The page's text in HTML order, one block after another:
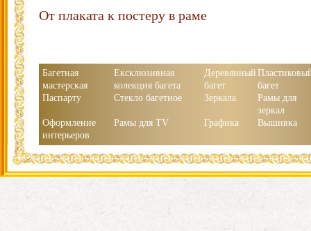
От плаката к постеру в раме
Багетная
мастерская
Ексклюзивная
колекция багета
Деревянный
багет
багет
Паспарту
Стекло багетное Зеркала
Рамы для
зеркал
Оформление
интерьеров
Рамы для TV Графика Вышивка